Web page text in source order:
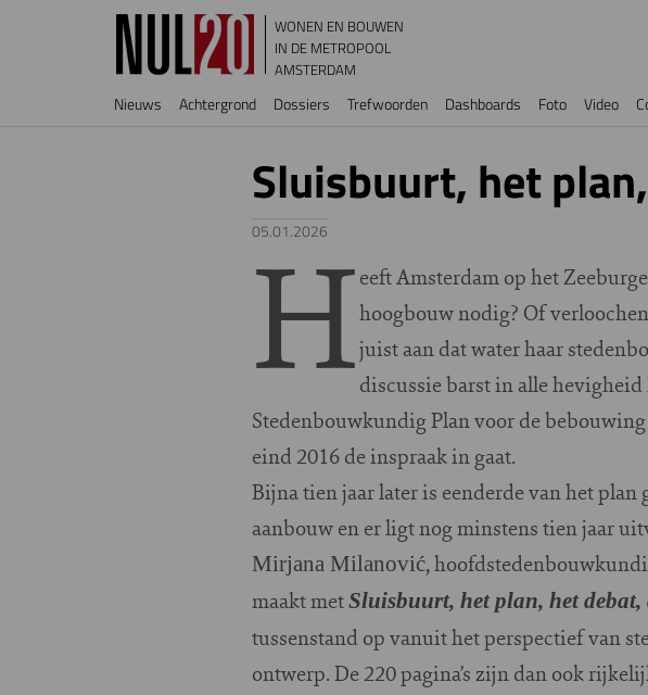
Overslaan en naar de inhoud gaan
WONEN EN BOUWEN
IN DE METROPOOL
AMSTERDAM
Hoofdnavigatie
Nieuws Achtergrond Dossiers Trefwoorden Dashboards Foto Video
Sluisbuurt, het
05.01.2026
Heeft Amsterdam op het
hoogbouw nodig? Of
juist aan dat water haar
discussie barst in alle hevigheid
Stedenbouwkundig Plan voor de
eind 2016 de inspraak in gaat.
Bijna tien jaar later is eenderde van het
aanbouw en er ligt nog minstens tien jaar
Mirjana Milanović,
maakt metSluisbuurt, het plan, het debat,
tussenstand op vanuit het perspectief van
ontwerp. De 220 pagina’s zijn dan ook